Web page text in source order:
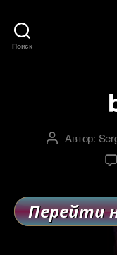
Поиск
АвторАвтор: